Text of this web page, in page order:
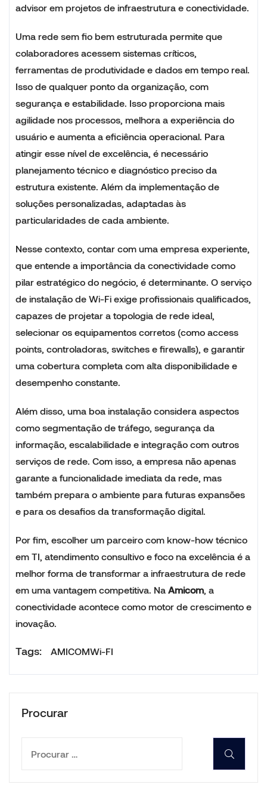
advisor em projetos de infraestrutura e conectividade.
Uma rede sem fio bem estruturada permite que
colaboradores acessem sistemas críticos,
ferramentas de produtividade e dados em tempo real.
Isso de qualquer ponto da organização, com
segurança e estabilidade. Isso proporciona mais
agilidade nos processos, melhora a experiência do
usuário e aumenta a eficiência operacional. Para
atingir esse nível de excelência, é necessário
planejamento técnico e diagnóstico preciso da
estrutura existente. Além da implementação de
soluções personalizadas, adaptadas às
particularidades de cada ambiente.
Nesse contexto, contar com uma empresa experiente,
que entende a importância da conectividade como
pilar estratégico do negócio, é determinante. O serviço
de instalação de Wi-Fi exige profissionais qualificados,
capazes de projetar a topologia de rede ideal,
selecionar os equipamentos corretos (como access
points, controladoras, switches e firewalls), e garantir
uma cobertura completa com alta disponibilidade e
desempenho constante.
Além disso, uma boa instalação considera aspectos
como segmentação de tráfego, segurança da
informação, escalabilidade e integração com outros
serviços de rede. Com isso, a empresa não apenas
garante a funcionalidade imediata da rede, mas
também prepara o ambiente para futuras expansões
e para os desafios da transformação digital.
Por fim, escolher um parceiro com know-how técnico
em TI, atendimento consultivo e foco na excelência é a
melhor forma de transformar a infraestrutura de rede
em uma vantagem competitiva. Na Amicom, a
conectividade acontece como motor de crescimento e
inovação.
Tags: AMICOMWi-FI
Procurar